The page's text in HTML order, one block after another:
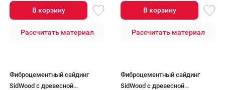
В корзину
Рассчитать материал
В корзину
Рассчитать материал
Фиброцементный сайдинг
SidWood с древесной
Фиброцементный сайдинг
SidWood с древесной